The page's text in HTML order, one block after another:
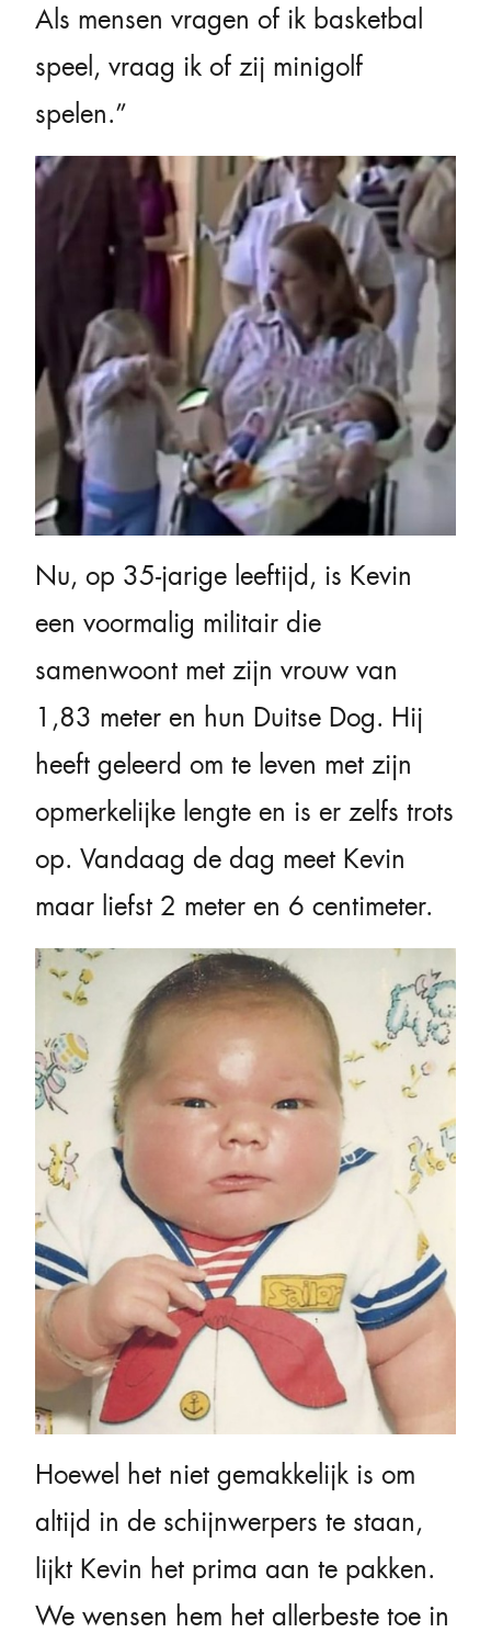
Als mensen vragen of ik basketbal
speel, vraag ik of zij minigolf
spelen.”
Nu, op 35-jarige leeftijd, is Kevin
een voormalig militair die
samenwoont met zijn vrouw van
1,83 meter en hun Duitse Dog. Hij
heeft geleerd om te leven met zijn
opmerkelijke lengte en is er zelfs trots
op. Vandaag de dag meet Kevin
maar liefst 2 meter en 6 centimeter.
Hoewel het niet gemakkelijk is om
altijd in de schijnwerpers te staan,
lijkt Kevin het prima aan te pakken.
We wensen hem het allerbeste toe in